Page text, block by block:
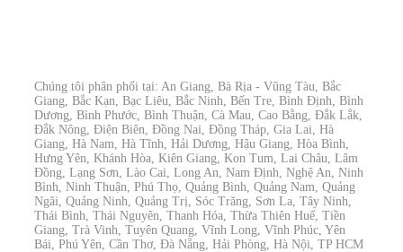
Chúng tôi phân phối tại: An Giang, Bà Rịa - Vũng Tàu, Bắc
Giang, Bắc Kạn, Bạc Liêu, Bắc Ninh, Bến Tre, Bình Định, Bình
Dương, Bình Phước, Bình Thuận, Cà Mau, Cao Bằng, Đắk Lắk,
Đắk Nông, Điện Biên, Đồng Nai, Đồng Tháp, Gia Lai, Hà
Giang, Hà Nam, Hà Tĩnh, Hải Dương, Hậu Giang, Hòa Bình,
Hưng Yên, Khánh Hòa, Kiên Giang, Kon Tum, Lai Châu, Lâm
Đồng, Lạng Sơn, Lào Cai, Long An, Nam Định, Nghệ An, Ninh
Bình, Ninh Thuận, Phú Thọ, Quảng Bình, Quảng Nam, Quảng
Ngãi, Quảng Ninh, Quảng Trị, Sóc Trăng, Sơn La, Tây Ninh,
Thái Bình, Thái Nguyên, Thanh Hóa, Thừa Thiên Huế, Tiền
Giang, Trà Vinh, Tuyên Quang, Vĩnh Long, Vĩnh Phúc, Yên
Bái, Phú Yên, Cần Thơ, Đà Nẵng, Hải Phòng, Hà Nội, TP HCM